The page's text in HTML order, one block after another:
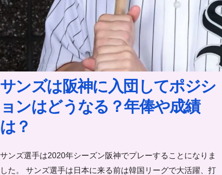
サンズは阪神に入団してポジシ
ョンはどうなる？年俸や成績
は？
サンズ選手は2020年シーズン阪神でプレーすることになりま
した。 サンズ選手は日本に来る前は韓国リーグで大活躍、打